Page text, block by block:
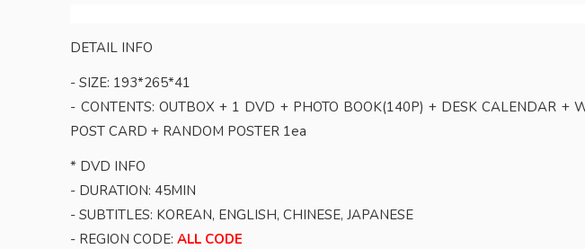
DETAIL INFO
- SIZE: 193*265*41
- CONTENTS: OUTBOX + 1 DVD + PHOTO BOOK(140P) + DESK CALENDAR
POST CARD + RANDOM POSTER 1ea
* DVD INFO
- DURATION: 45MIN
- SUBTITLES: KOREAN, ENGLISH, CHINESE, JAPANESE
- REGION CODE:ALL CODE